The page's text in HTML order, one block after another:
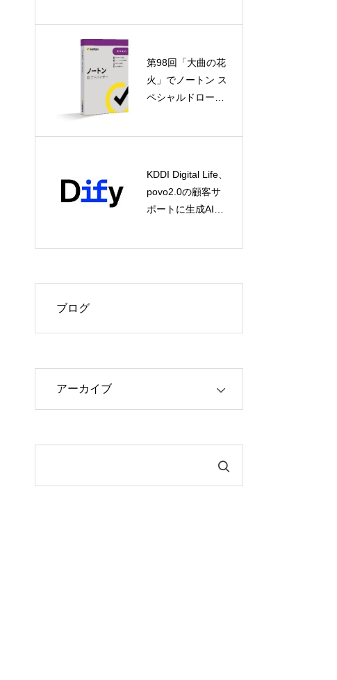
未来を加速
第98回「大曲の花
火」でノートン ス
ペシャルドローン
KDDI Digital Life、
povo2.0の顧客サ
ポートに生成AIプ
ブログ